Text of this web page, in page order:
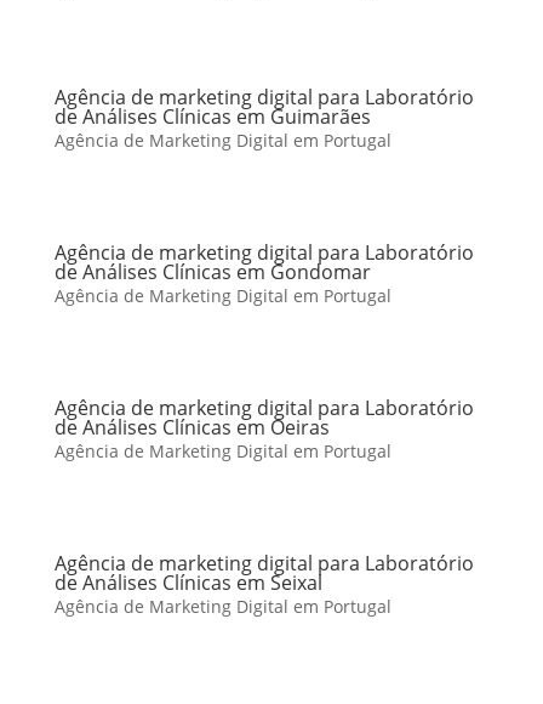
Agência de marketing digital para Laboratório
de Análises Clínicas em Guimarães
Agência de Marketing Digital em Portugal
Agência de marketing digital para Laboratório
de Análises Clínicas em Gondomar
Agência de Marketing Digital em Portugal
Agência de marketing digital para Laboratório
de Análises Clínicas em Oeiras
Agência de Marketing Digital em Portugal
Agência de marketing digital para Laboratório
de Análises Clínicas em Seixal
Agência de Marketing Digital em Portugal